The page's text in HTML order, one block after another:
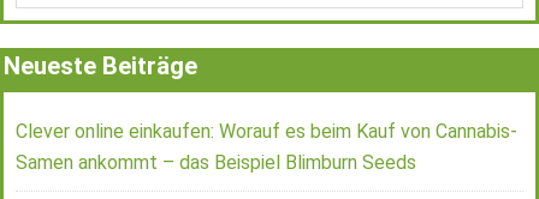
Neueste Beiträge
Clever online einkaufen: Worauf es beim Kauf von Cannabis-
Samen ankommt – das Beispiel Blimburn Seeds